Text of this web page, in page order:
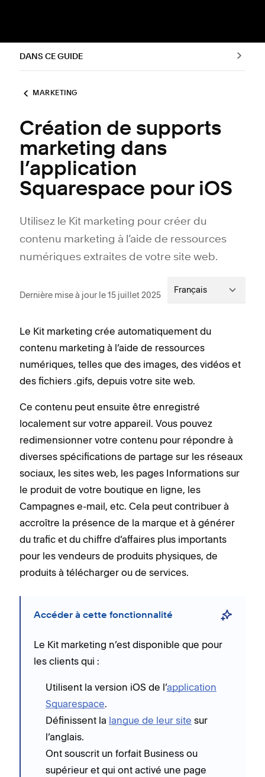
DANS CE GUIDE
MARKETING
Création de supports
marketing dans
l’application
Squarespace pour iOS
Utilisez le Kit marketing pour créer du
contenu marketing à l’aide de ressources
numériques extraites de votre site web.
Dernière mise à jour le 15 juillet 2025 Français
Le Kit marketing crée automatiquement du
contenu marketing à l’aide de ressources
numériques, telles que des images, des vidéos et
des fichiers .gifs, depuis votre site web.
Ce contenu peut ensuite être enregistré
localement sur votre appareil. Vous pouvez
redimensionner votre contenu pour répondre à
diverses spécifications de partage sur les réseaux
sociaux, les sites web, les pages Informations sur
le produit de votre boutique en ligne, les
Campagnes e-mail, etc. Cela peut contribuer à
accroître la présence de la marque et à générer
du trafic et du chiffre d’affaires plus importants
pour les vendeurs de produits physiques, de
produits à télécharger ou de services.
Accéder à cette fonctionnalité
Le Kit marketing n’est disponible que pour
les clients qui :
Utilisent la version iOS de l’application
Squarespace.
Définissent la langue de leur site sur
l’anglais.
Ont souscrit un forfait Business ou
supérieur et qui ont activé une page